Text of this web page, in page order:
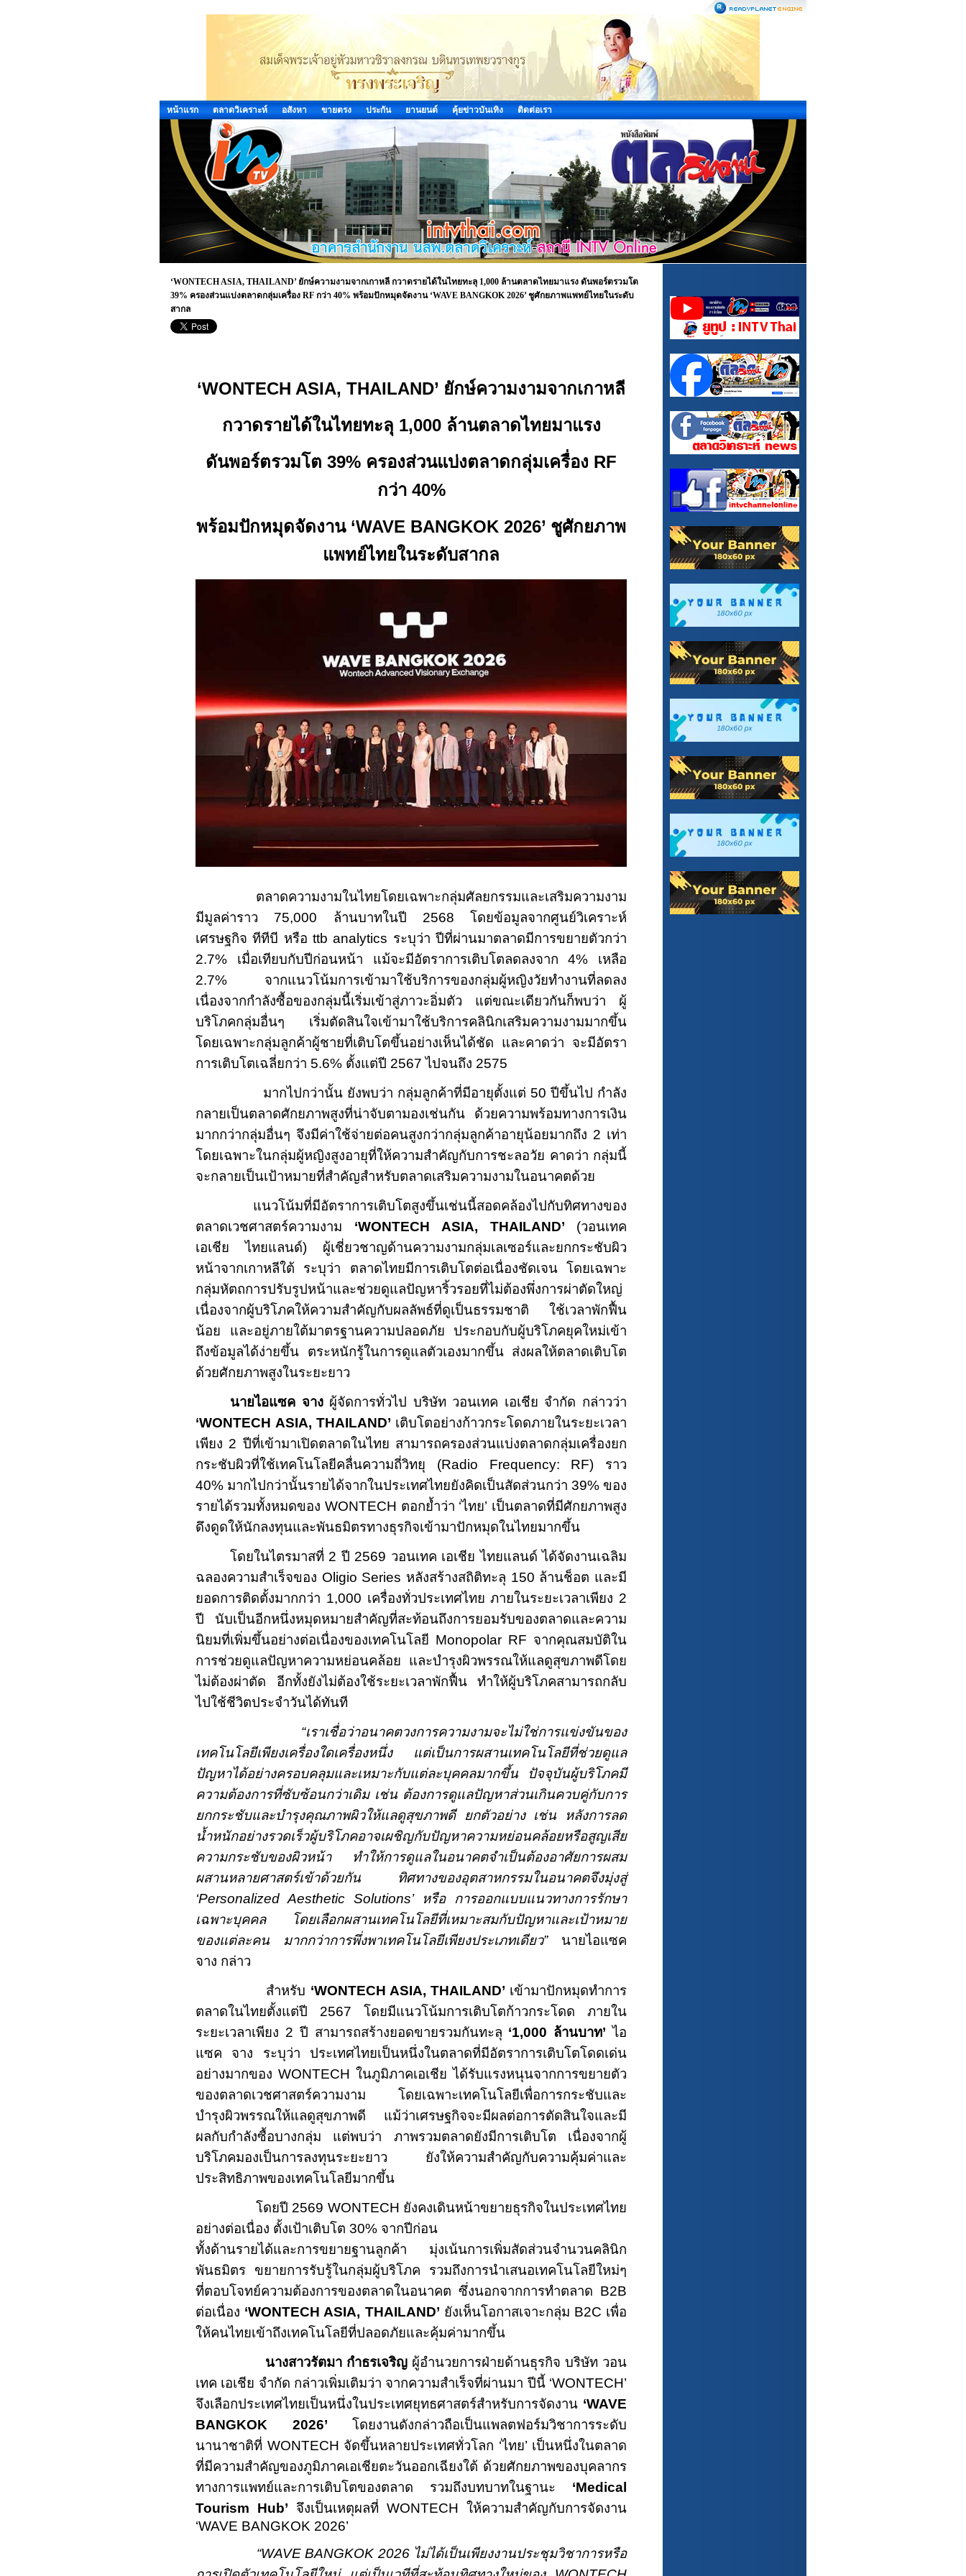
หน้าแรก ตลาดวิเคราะห์ อสังหา ขายตรง ประกัน ยานยนต์ คุ้ยข่าวบันเทิง ติดต่อเรา
‘WONTECH ASIA, THAILAND’ ยักษ์ความงามจากเกาหลี กวาดรายได้ในไทยทะลุ 1,000 ล้านตลาดไทยมาแรง ดันพอร์ตรวมโต
39% ครองส่วนแบ่งตลาดกลุ่มเครื่อง RF กว่า 40% พร้อมปักหมุดจัดงาน ‘WAVE BANGKOK 2026’ ชูศักยภาพแพทย์ไทยในระดับ
สากล
‘WONTECH ASIA, THAILAND’ ยักษ์ความงามจากเกาหลี
กวาดรายได้ในไทยทะลุ 1,000ล้านตลาดไทยมาแรง
ดันพอร์ตรวมโต 39% ครองส่วนแบ่งตลาดกลุ่มเครื่อง RF
กว่า 40%
พร้อมปักหมุดจัดงาน ‘WAVE BANGKOK 2026’ ชูศักยภาพ
แพทย์ไทยในระดับสากล
ตลาดความงามในไทยโดยเฉพาะกลุ่มศัลยกรรมและเสริมความงาม
มีมูลค่าราว 75,000 ล้านบาทในปี 2568 โดยข้อมูลจากศูนย์วิเคราะห์
เศรษฐกิจ ทีทีบี หรือ ttb analytics ระบุว่า ปีที่ผ่านมาตลาดมีการขยายตัวกว่า
2.7% เมื่อเทียบกับปีก่อนหน้า แม้จะมีอัตราการเติบโตลดลงจาก4% เหลือ
2.7% จากแนวโน้มการเข้ามาใช้บริการของกลุ่มผู้หญิงวัยทำงานที่ลดลง
เนื่องจากกำลังซื้อของกลุ่มนี้เริ่มเข้าสู่ภาวะอิ่มตัว แต่ขณะเดียวกันก็พบว่า ผู้
บริโภคกลุ่มอื่นๆ เริ่มตัดสินใจเข้ามาใช้บริการคลินิกเสริมความงามมากขึ้น
โดยเฉพาะกลุ่มลูกค้าผู้ชายที่เติบโตขึ้นอย่างเห็นได้ชัด และคาดว่า จะมีอัตรา
การเติบโตเฉลี่ยกว่า 5.6% ตั้งแต่ปี 2567 ไปจนถึง 2575
มากไปกว่านั้น ยังพบว่า กลุ่มลูกค้าที่มีอายุตั้งแต่ 50 ปีขึ้นไป กำลัง
กลายเป็นตลาดศักยภาพสูงที่น่าจับตามองเช่นกัน ด้วยความพร้อมทางการเงิน
มากกว่ากลุ่มอื่นๆ จึงมีค่าใช้จ่ายต่อคนสูงกว่ากลุ่มลูกค้าอายุน้อยมากถึง 2 เท่า
โดยเฉพาะในกลุ่มผู้หญิงสูงอายุที่ให้ความสำคัญกับการชะลอวัย คาดว่า กลุ่มนี้
จะกลายเป็นเป้าหมายที่สำคัญสำหรับตลาดเสริมความงามในอนาคตด้วย
แนวโน้มที่มีอัตราการเติบโตสูงขึ้นเช่นนี้สอดคล้องไปกับทิศทางของ
ตลาดเวชศาสตร์ความงาม ‘WONTECH ASIA, THAILAND’ (วอนเทค
เอเชีย ไทยแลนด์) ผู้เชี่ยวชาญด้านความงามกลุ่มเลเซอร์และยกกระชับผิว
หน้าจากเกาหลีใต้ ระบุว่า ตลาดไทยมีการเติบโตต่อเนื่องชัดเจน โดยเฉพาะ
กลุ่มหัตถการปรับรูปหน้าและช่วยดูแลปัญหาริ้วรอยที่ไม่ต้องพึ่งการผ่าตัดใหญ่
เนื่องจากผู้บริโภคให้ความสำคัญกับผลลัพธ์ที่ดูเป็นธรรมชาติ ใช้เวลาพักฟื้น
น้อย และอยู่ภายใต้มาตรฐานความปลอดภัย ประกอบกับผู้บริโภคยุคใหม่เข้า
ถึงข้อมูลได้ง่ายขึ้น ตระหนักรู้ในการดูแลตัวเองมากขึ้น ส่งผลให้ตลาดเติบโต
ด้วยศักยภาพสูงในระยะยาว
นายไอแซค จางผู้จัดการทั่วไป บริษัท วอนเทค เอเชีย จำกัด กล่าวว่า
‘WONTECH ASIA, THAILAND’ เติบโตอย่างก้าวกระโดดภายในระยะเวลา
เพียง 2 ปีที่เข้ามาเปิดตลาดในไทย สามารถครองส่วนแบ่งตลาดกลุ่มเครื่องยก
กระชับผิวที่ใช้เทคโนโลยีคลื่นความถี่วิทยุ (Radio Frequency: RF) ราว
40% มากไปกว่านั้นรายได้จากในประเทศไทยยังคิดเป็นสัดส่วนกว่า 39% ของ
รายได้รวมทั้งหมดของ WONTECH ตอกย้ำว่า ‘ไทย’ เป็นตลาดที่มีศักยภาพสูง
ดึงดูดให้นักลงทุนและพันธมิตรทางธุรกิจเข้ามาปักหมุดในไทยมากขึ้น
โดยในไตรมาสที่ 2 ปี 2569 วอนเทค เอเชีย ไทยแลนด์ ได้จัดงานเฉลิม
ฉลองความสำเร็จของ Oligio Series หลังสร้างสถิติทะลุ 150 ล้านช็อต และมี
ยอดการติดตั้งมากกว่า 1,000 เครื่องทั่วประเทศไทย ภายในระยะเวลาเพียง 2
ปี นับเป็นอีกหนึ่งหมุดหมายสำคัญที่สะท้อนถึงการยอมรับของตลาดและความ
นิยมที่เพิ่มขึ้นอย่างต่อเนื่องของเทคโนโลยี Monopolar RF จากคุณสมบัติใน
การช่วยดูแลปัญหาความหย่อนคล้อย และบำรุงผิวพรรณให้แลดูสุขภาพดีโดย
ไม่ต้องผ่าตัด อีกทั้งยังไม่ต้องใช้ระยะเวลาพักฟื้น ทำให้ผู้บริโภคสามารถกลับ
ไปใช้ชีวิตประจำวันได้ทันที
“เราเชื่อว่าอนาคตวงการความงามจะไม่ใช่การแข่งขันของ
เทคโนโลยีเพียงเครื่องใดเครื่องหนึ่ง แต่เป็นการผสานเทคโนโลยีที่ช่วยดูแล
ปัญหาได้อย่างครอบคลุมและเหมาะกับแต่ละบุคคลมากขึ้น ปัจจุบันผู้บริโภคมี
ความต้องการที่ซับซ้อนกว่าเดิม เช่น ต้องการดูแลปัญหาส่วนเกินควบคู่กับการ
ยกกระชับและบำรุงคุณภาพผิวให้แลดูสุขภาพดี ยกตัวอย่าง เช่น หลังการลด
น้ำหนักอย่างรวดเร็วผู้บริโภคอาจเผชิญกับปัญหาความหย่อนคล้อยหรือสูญเสีย
ความกระชับของผิวหน้า ทำให้การดูแลในอนาคตจำเป็นต้องอาศัยการผสม
ผสานหลายศาสตร์เข้าด้วยกัน ทิศทางของอุตสาหกรรมในอนาคตจึงมุ่งสู่
‘Personalized Aesthetic Solutions’
หรือ การออกแบบแนวทางการรักษา
เฉพาะบุคคล โดยเลือกผสานเทคโนโลยีที่เหมาะสมกับปัญหาและเป้าหมาย
ของแต่ละคน มากกว่าการพึ่งพาเทคโนโลยีเพียงประเภทเดียว”นายไอแซค
จาง กล่าว
สำหรับ ‘WONTECH ASIA, THAILAND’ เข้ามาปักหมุดทำการ
ตลาดในไทยตั้งแต่ปี 2567 โดยมีแนวโน้มการเติบโตก้าวกระโดด ภายใน
ระยะเวลาเพียง 2 ปี สามารถสร้างยอดขายรวมกันทะลุ ‘1,000 ล้านบาท’ ไอ
แซค จาง ระบุว่า ประเทศไทยเป็นหนึ่งในตลาดที่มีอัตราการเติบโตโดดเด่น
อย่างมากของ WONTECH ในภูมิภาคเอเชีย ได้รับแรงหนุนจากการขยายตัว
ของตลาดเวชศาสตร์ความงาม โดยเฉพาะเทคโนโลยีเพื่อการกระชับและ
บำรุงผิวพรรณให้แลดูสุขภาพดี แม้ว่าเศรษฐกิจจะมีผลต่อการตัดสินใจและมี
ผลกับกำลังซื้อบางกลุ่ม แต่พบว่า ภาพรวมตลาดยังมีการเติบโต เนื่องจากผู้
บริโภคมองเป็นการลงทุนระยะยาว ยังให้ความสำคัญกับความคุ้มค่าและ
ประสิทธิภาพของเทคโนโลยีมากขึ้น
โดยปี 2569 WONTECH ยังคงเดินหน้าขยายธุรกิจในประเทศไทย
อย่างต่อเนื่อง ตั้งเป้าเติบโต 30% จากปีก่อน
ทั้งด้านรายได้และการขยายฐานลูกค้า มุ่งเน้นการเพิ่มสัดส่วนจำนวนคลินิก
พันธมิตร ขยายการรับรู้ในกลุ่มผู้บริโภค รวมถึงการนำเสนอเทคโนโลยีใหม่ๆ
ที่ตอบโจทย์ความต้องการของตลาดในอนาคต ซึ่งนอกจากการทำตลาด B2B
ต่อเนื่อง ‘WONTECH ASIA, THAILAND’ ยังเห็นโอกาสเจาะกลุ่ม B2C เพื่อ
ให้คนไทยเข้าถึงเทคโนโลยีที่ปลอดภัยและคุ้มค่ามากขึ้น
นางสาวรัตมา กำธรเจริญผู้อำนวยการฝ่ายด้านธุรกิจ บริษัท วอน
เทค เอเชีย จำกัด กล่าวเพิ่มเติมว่า จากความสำเร็จที่ผ่านมา ปีนี้ ‘WONTECH’
จึงเลือกประเทศไทยเป็นหนึ่งในประเทศยุทธศาสตร์สำหรับการจัดงาน ‘WAVE
BANGKOK 2026’
โดยงานดังกล่าวถือเป็นแพลตฟอร์มวิชาการระดับ
นานาชาติที่ WONTECH จัดขึ้นหลายประเทศทั่วโลก ‘ไทย’ เป็นหนึ่งในตลาด
ที่มีความสำคัญของภูมิภาคเอเชียตะวันออกเฉียงใต้ ด้วยศักยภาพของบุคลากร
ทางการแพทย์และการเติบโตของตลาด รวมถึงบทบาทในฐานะ ‘Medical
Tourism Hub’
จึงเป็นเหตุผลที่ WONTECH ให้ความสำคัญกับการจัดงาน
‘WAVE BANGKOK 2026’
“WAVE BANGKOK 2026ไม่ได้เป็นเพียงงานประชุมวิชาการหรือ